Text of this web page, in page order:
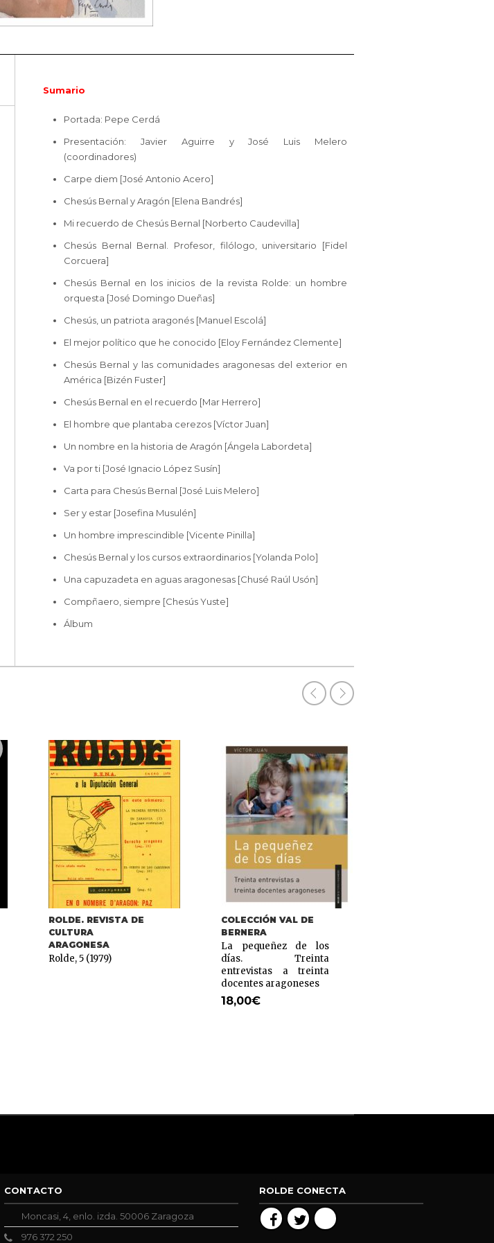
Sumario
Portada: Pepe Cerdá
Presentación: Javier Aguirre y José Luis Melero
(coordinadores)
Carpe diem [José Antonio Acero]
Chesús Bernal y Aragón [Elena Bandrés]
Mi recuerdo de Chesús Bernal [Norberto Caudevilla]
Chesús Bernal Bernal. Profesor, filólogo, universitario [Fidel
Corcuera]
Chesús Bernal en los inicios de la revista Rolde: un hombre
orquesta [José Domingo Dueñas]
Chesús, un patriota aragonés [Manuel Escolá]
El mejor político que he conocido [Eloy Fernández Clemente]
Chesús Bernal y las comunidades aragonesas del exterior en
América [Bizén Fuster]
Chesús Bernal en el recuerdo [Mar Herrero]
El hombre que plantaba cerezos [Víctor Juan]
Un nombre en la historia de Aragón [Ángela Labordeta]
Va por ti [José Ignacio López Susín]
Carta para Chesús Bernal [José Luis Melero]
Ser y estar [Josefina Musulén]
Un hombre imprescindible [Vicente Pinilla]
Chesús Bernal y los cursos extraordinarios [Yolanda Polo]
Una capuzadeta en aguas aragonesas [Chusé Raúl Usón]
Compñaero, siempre [Chesús Yuste]
Álbum
ROLDE. REVISTA DE
CULTURA
ARAGONESA
Rolde, 5 (1979)
COLECCIÓN VAL DE
BERNERA
La pequeñez de los
días. Treinta
entrevistas a treinta
docentes aragoneses
18,00€
CONTACTO
Moncasi, 4, enlo. izda. 50006 Zaragoza
976 372 250
ROLDE CONECTA